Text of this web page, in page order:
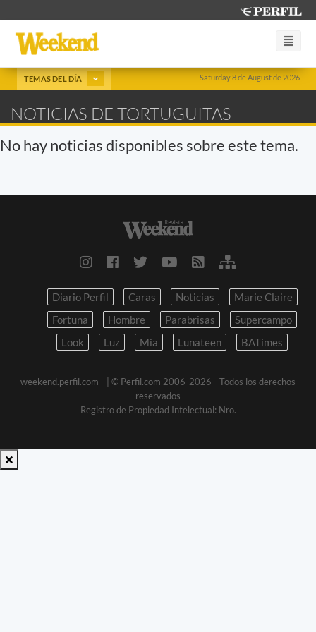
Saturday 8 de August de 2026
TEMAS DEL DÍA
NOTICIAS DE TORTUGUITAS
No hay noticias disponibles sobre este tema.
Diario Perfil Caras Noticias
Marie Claire
Fortuna
Hombre Parabrisas
Supercampo
Look
Luz Mia Lunateen BATimes
weekend.perfil.com -
| © Perfil.com 2006-2026 - Todos los derechos
reservados
Registro de Propiedad Intelectual: Nro.